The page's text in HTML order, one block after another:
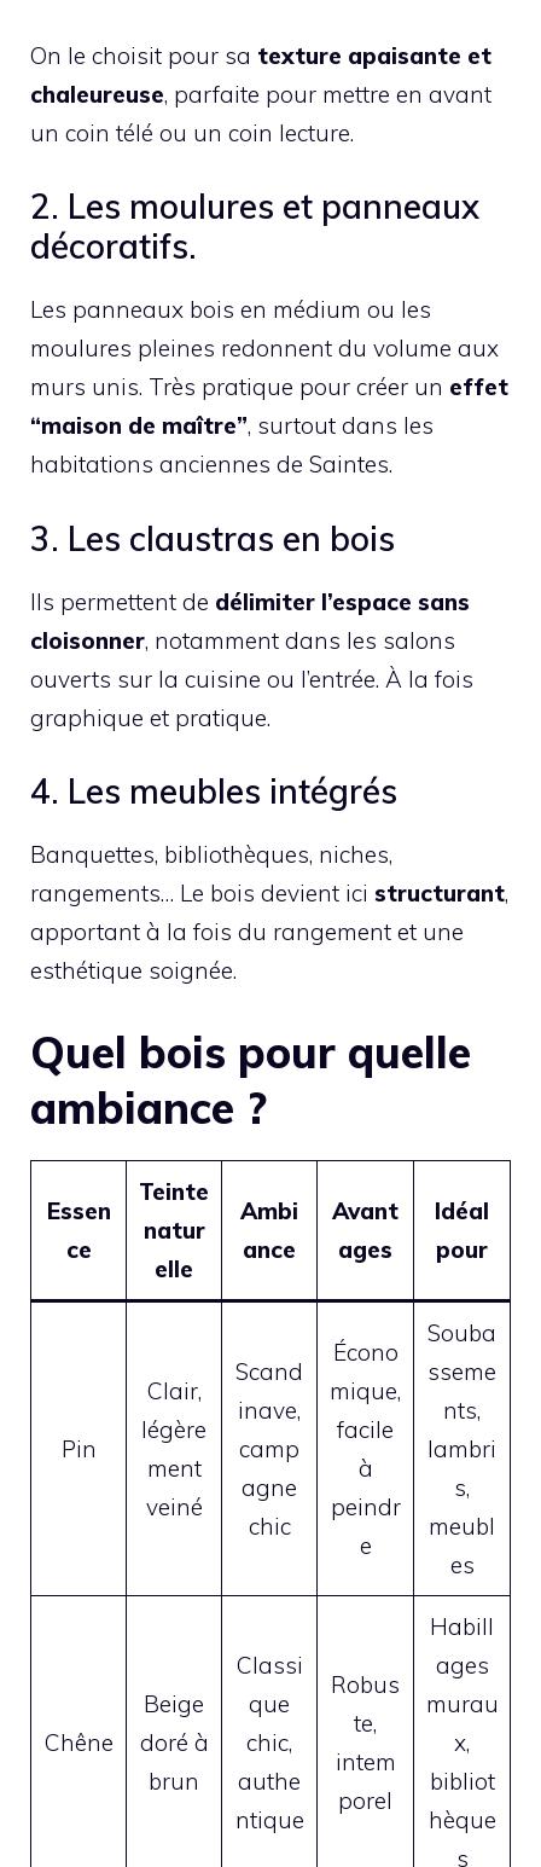
On le choisit pour sa texture apaisante et
chaleureuse, parfaite pour mettre en avant
un coin télé ou un coin lecture.
2. Les moulures et panneaux
décoratifs.
Les panneaux bois en médium ou les
moulures pleines redonnent du volume aux
murs unis. Très pratique pour créer un effet
“maison de maître”, surtout dans les
habitations anciennes de Saintes.
3. Les claustras en bois
Ils permettent de délimiter l’espace sans
cloisonner, notamment dans les salons
ouverts sur la cuisine ou l’entrée. À la fois
graphique et pratique.
4. Les meubles intégrés
Banquettes, bibliothèques, niches,
rangements… Le bois devient ici structurant,
apportant à la fois du rangement et une
esthétique soignée.
Quel bois pour quelle
ambiance ?
Essen
ce
Teinte
natur
elle
Ambi
ance
Avant
ages
Idéal
pour
Pin
Clair,
légère
ment
veiné
Scand
inave,
camp
agne
chic
Écono
mique,
facile
à
peindr
e
Souba
sseme
nts,
lambri
s,
meubl
es
Chêne
Beige
doré à
brun
Classi
que
chic,
authe
ntique
Robus
te,
intem
porel
Habill
ages
murau
x,
bibliot
hèque
s